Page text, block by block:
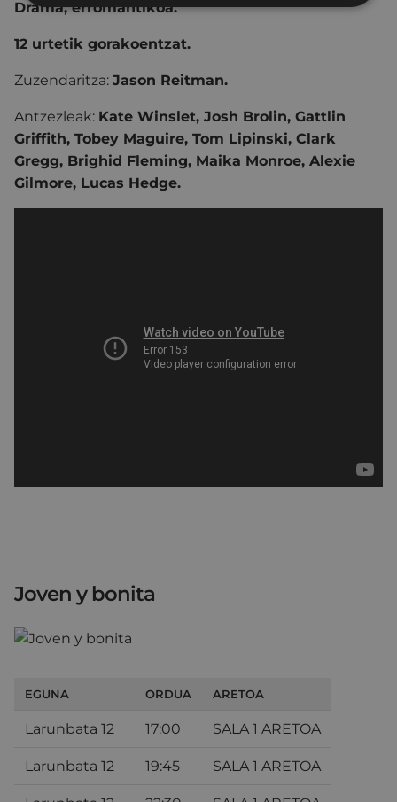
Drama, erromantikoa.
12 urtetik gorakoentzat.
Zuzendaritza: Jason Reitman.
Antzezleak: Kate Winslet, Josh Brolin, Gattlin
Griffith, Tobey Maguire, Tom Lipinski, Clark
Gregg, Brighid Fleming, Maika Monroe, Alexie
Gilmore, Lucas Hedge.
Joven y bonita
EGUNA ORDUA ARETOA
Larunbata 12 17:00 SALA 1 ARETOA
Larunbata 12 19:45 SALA 1 ARETOA